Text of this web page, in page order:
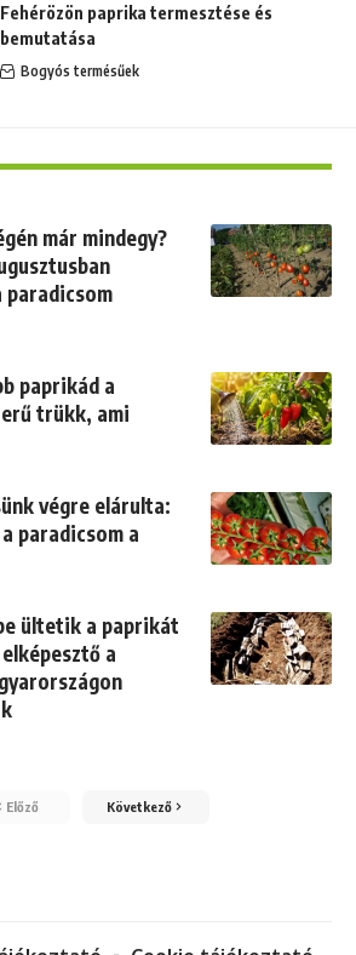
Fehérözön paprika termesztése és
bemutatása
Bogyós termésűek
már mindegy?
paradicsom
paprikád a
trükk, ami
végre elárulta:
paradicsom a
ültetik a paprikát
a
Előző Következő